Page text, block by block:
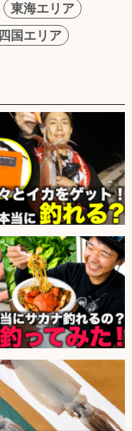
東海エリア
四国エリア